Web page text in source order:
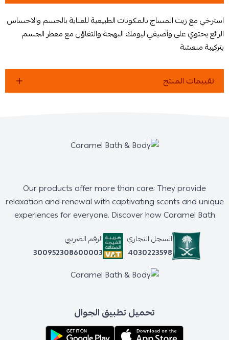
استرخي مع زيت المساج بالمكونات الطبيعية للعناية بالجسم والاحساس
الرائع يحتوي على وأضيفي ليومك البهجة والتفاؤل مع معطر الجسم
بتركيبة منعشة
تقييمات المنتج
Our products offer more than care; They provide
relaxation and renewal with captivating scents and unique
experiences for everyone. Discover how Caramel Bath
السجل التجاري
4030223598
الرقم الضريبي
300952308600003
تحميل تطبيق الجوال